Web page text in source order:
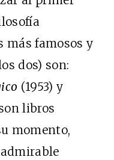
más famosos y
dos) son:
(1953) y
libros
momento,